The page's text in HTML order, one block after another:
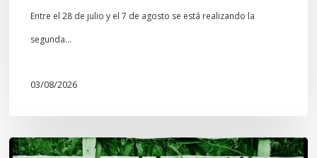
Entre el 28 de julio y el 7 de agosto se está realizando la
segunda…
03/08/2026
Lof